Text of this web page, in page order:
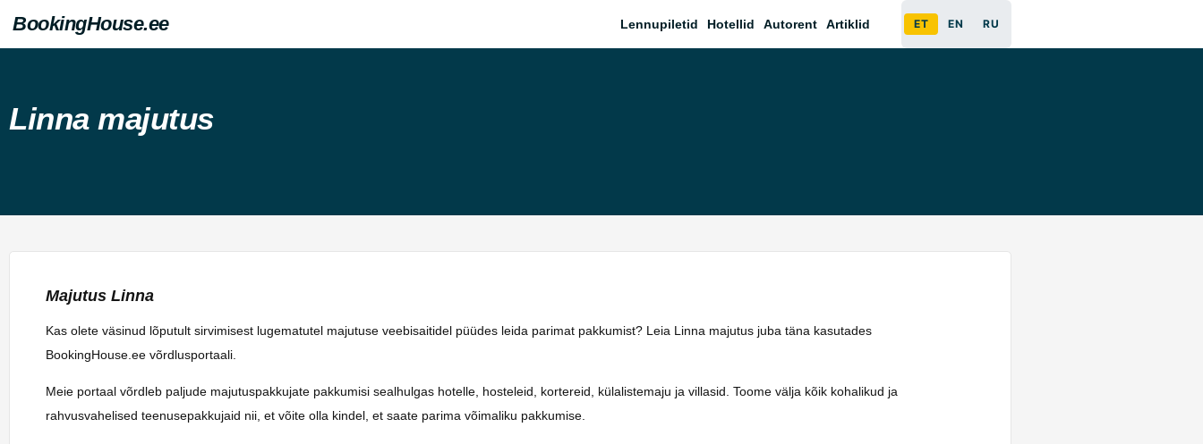
BookingHouse.ee Lennupiletid Hotellid Autorent Artiklid ET EN RU
Linna majutus
Majutus Linna
Kas olete väsinud lõputult sirvimisest lugematutel majutuse veebisaitidel püüdes leida parimat pakkumist? Leia Linna majutus juba täna kasutades
BookingHouse.ee võrdlusportaali.
Meie portaal võrdleb paljude majutuspakkujate pakkumisi sealhulgas hotelle, hosteleid, kortereid, külalistemaju ja villasid. Toome välja kõik kohalikud ja
rahvusvahelised teenusepakkujaid nii, et võite olla kindel, et saate parima võimaliku pakkumise.